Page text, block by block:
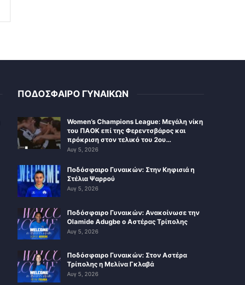
ΠΟΔΟΣΦΑΙΡΟ ΓΥΝΑΙΚΩΝ
Women’s Champions League: Μεγάλη νίκη
του ΠΑΟΚ επί της Φερεντσβάρος και
πρόκριση στον τελικό του 2ου…
Αυγ 5, 2026
Ποδόσφαιρο Γυναικών: Στην Κηφισιά η
Στέλια Ψαρρού
Αυγ 5, 2026
Ποδόσφαιρο Γυναικών: Ανακοίνωσε την
Olamide Adugbe ο Αστέρας Τρίπολης
Αυγ 5, 2026
Ποδόσφαιρο Γυναικών: Στον Αστέρα
Τρίπολης η Μελίνα Γκλαβά
Αυγ 5, 2026